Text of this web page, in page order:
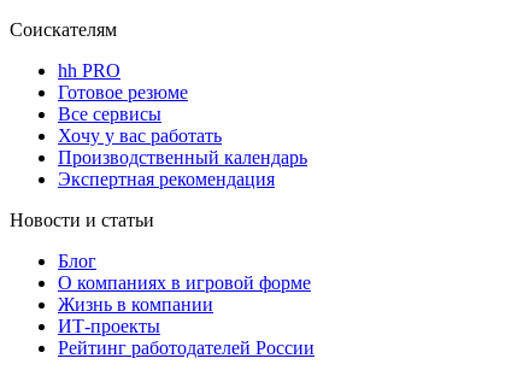
Соискателям
hh PRO
Готовое резюме
Все сервисы
Хочу у вас работать
Производственный календарь
Экспертная рекомендация
Новости и статьи
Блог
О компаниях в игровой форме
Жизнь в компании
ИТ-проекты
Рейтинг работодателей России